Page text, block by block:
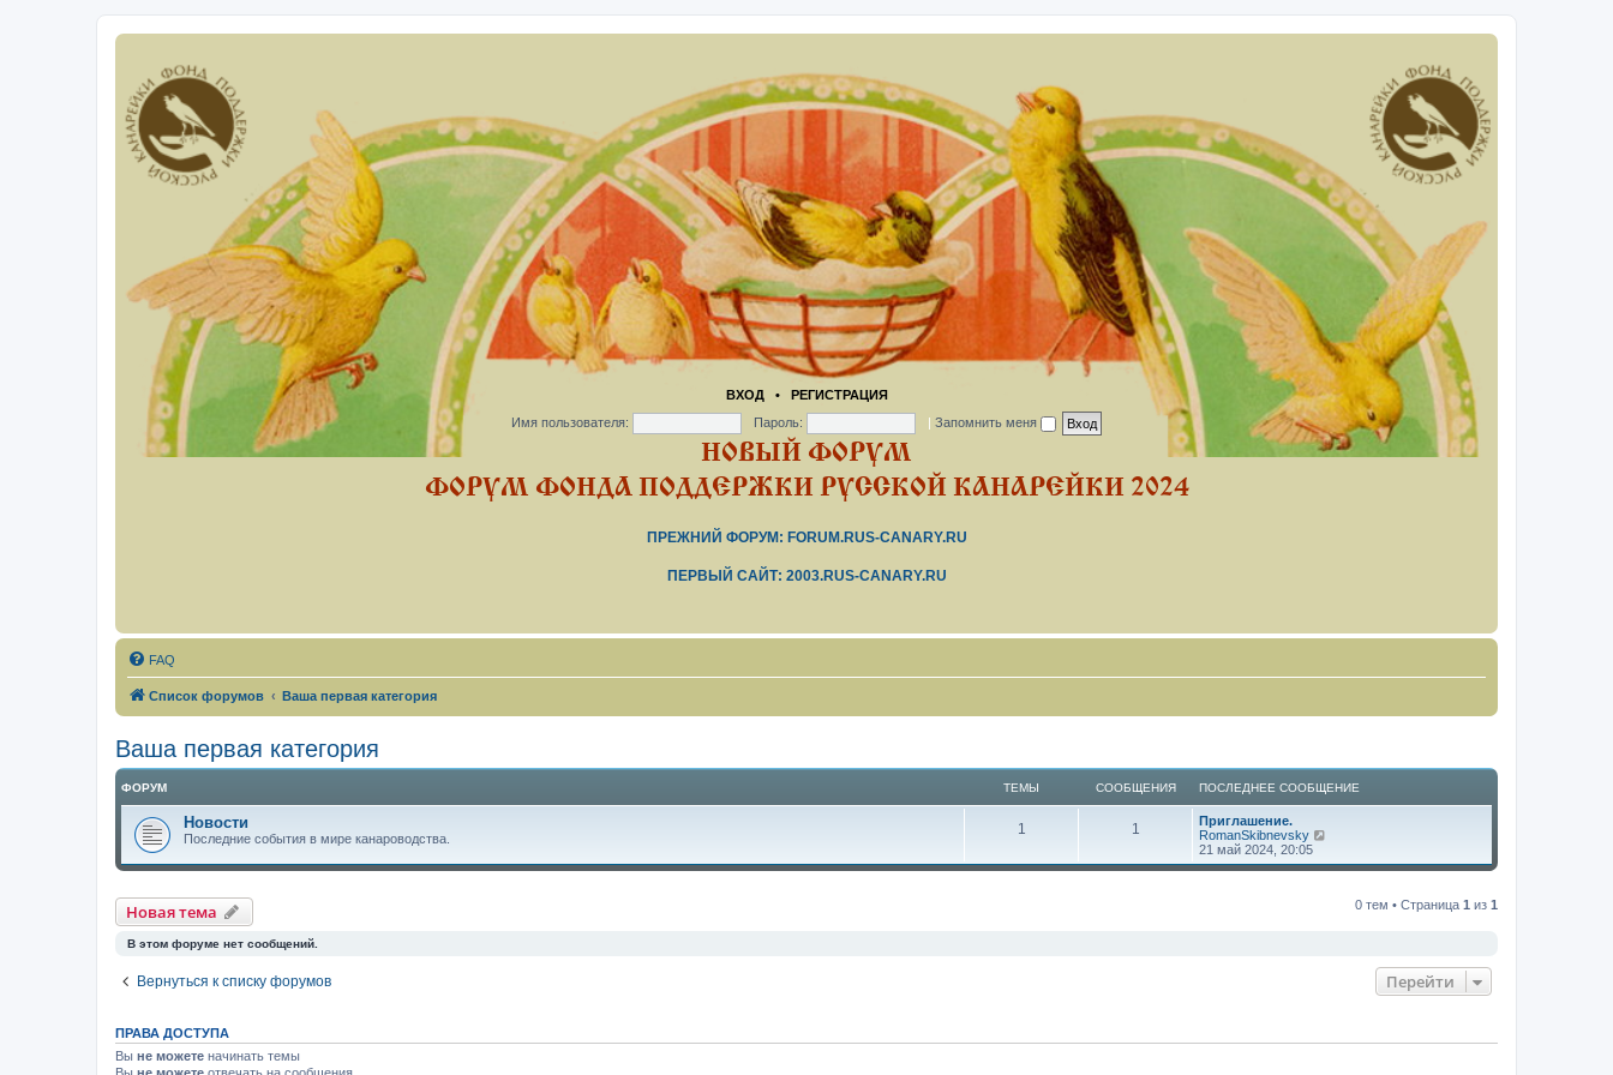
ВХОД• РЕГИСТРАЦИЯ
Имя пользователя:
Пароль: | Запомнить меня
НОВЫЙ ФОРУМ
ФОРУМ ФОНДА ПОДДЕРЖКИ РУССКОЙ КАНАРЕЙКИ 2024
ПРЕЖНИЙ ФОРУМ: FORUM.RUS-CANARY.RU
ПЕРВЫЙ САЙТ: 2003.RUS-CANARY.RU
FAQ
Список форумов Ваша первая категория
Ваша первая категория
ФОРУМ ТЕМЫ СООБЩЕНИЯ ПОСЛЕДНЕЕ СООБЩЕНИЕ
Новости
Последние события в мире канароводства.
1 1
Приглашение.
RomanSkibnevsky
р
21 май 2024, 20:05
Новая тема 0 тем • Страница 1 из 1
В этом форуме нет сообщений.
Вернуться к списку форумов Перейти
ПРАВА ДОСТУПА
Вы не можете начинать темы